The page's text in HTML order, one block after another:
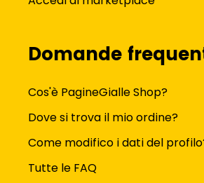
Domande
Cos'è PagineGialle Shop?
Dove si trova il mio ordine?
Come modifico i dati del
Tutte le FAQ